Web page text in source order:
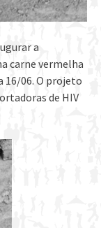
a
carne vermelha
16/06. O projeto
de HIV